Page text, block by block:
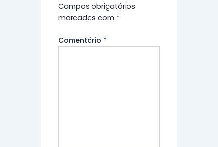
Campos obrigatórios
marcados com *
Comentário *